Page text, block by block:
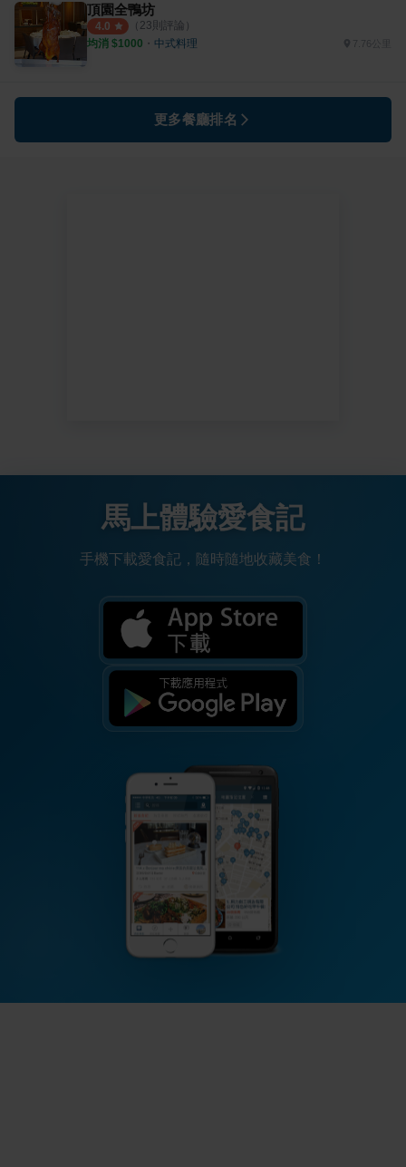
頂園全鴨坊
4.0 （ 23則評論）
均消 $1000 ・ 中式料理
更多餐廳排名
馬上體驗愛食記
手機下載愛食記，隨時隨地收藏美食！